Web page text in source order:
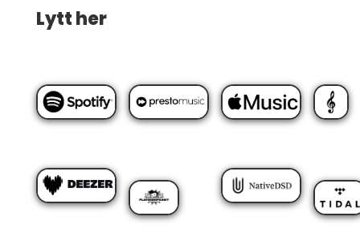
Lytt her